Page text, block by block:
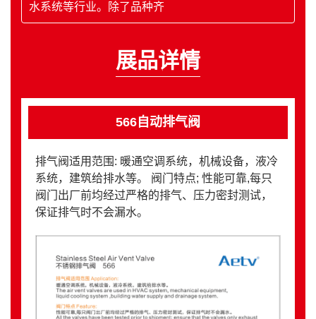
水系统等行业。除了品种齐
展品详情
566自动排气阀
排气阀适用范围: 暖通空调系统，机械设备，液冷
系统，建筑给排水等。 阀门特点; 性能可靠,每只
阀门出厂前均经过严格的排气、压力密封测试，
保证排气时不会漏水。